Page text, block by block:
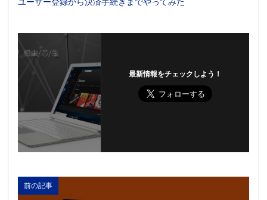
最新情報をチェックしよう！
前の記事